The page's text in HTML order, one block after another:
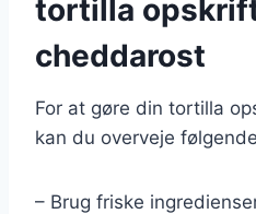
tortilla
cheddarost
For at gøre din tortilla
kan du overveje
– Brug friske